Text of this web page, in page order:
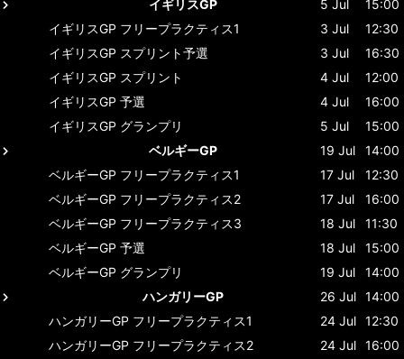
イギリスGP
5 Jul
15:00
イギリスGP フリープラクティス1 3 Jul
12:30
イギリスGP スプリント予選 3 Jul
16:30
イギリスGP スプリント 4 Jul
12:00
イギリスGP 予選 4 Jul
16:00
イギリスGP グランプリ 5 Jul
15:00
ベルギーGP
19 Jul
14:00
ベルギーGP フリープラクティス1 17 Jul
12:30
ベルギーGP フリープラクティス2 17 Jul
16:00
ベルギーGP フリープラクティス3 18 Jul
11:30
ベルギーGP 予選 18 Jul
15:00
ベルギーGP グランプリ 19 Jul
14:00
ハンガリーGP
26 Jul 14:00
ハンガリーGP フリープラクティス1 24 Jul 12:30
ハンガリーGP フリープラクティス2 24 Jul 16:00